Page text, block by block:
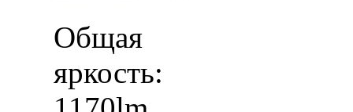
Общая
яркость: